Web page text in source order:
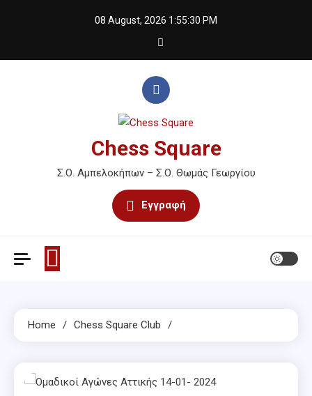
08 August, 2026 1:55:30 PM
Chess Square
Σ.Ο. Αμπελοκήπων – Σ.Ο. Θωμάς Γεωργίου
Εγγραφή
Home Chess Square Club